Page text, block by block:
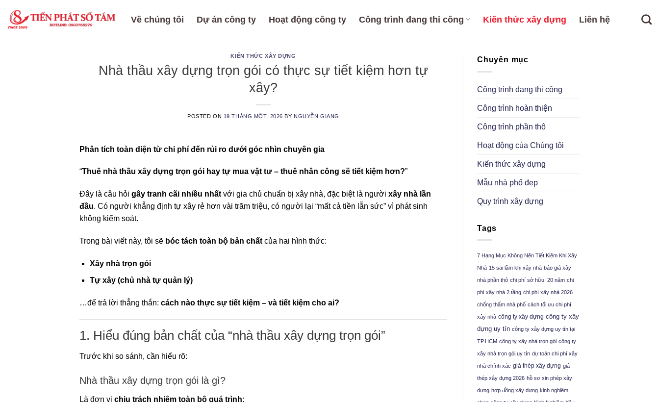
content
Về chúng tôi Dự án công ty Hoạt động công ty Công trình đang thi công Kiến thức xây dựng Liên hệ
KIẾN THỨC XÂY DỰNG
Nhà thầu xây dựng trọn gói có thực sự tiết kiệm hơn tự
xây?
POSTED ON 19 THÁNG MỘT, 2026 BY NGUYỄN GIANG
Phân tích toàn diện từ chi phí đến rủi ro dưới góc nhìn chuyên gia
“Thuê nhà thầu xây dựng trọn gói hay tự mua vật tư – thuê nhân công sẽ tiết kiệm hơn?”
Đây là câu hỏi gây tranh cãi nhiều nhất với gia chủ chuẩn bị xây nhà, đặc biệt là người xây nhà lần
đầu. Có người khẳng định tự xây rẻ hơn vài trăm triệu, có người lại “mất cả tiền lẫn sức” vì phát sinh
không kiểm soát.
Trong bài viết này, tôi sẽ bóc tách toàn bộ bản chất của hai hình thức:
Xây nhà trọn gói
Tự xây (chủ nhà tự quản lý)
…để trả lời thẳng thắn: cách nào thực sự tiết kiệm – và tiết kiệm cho ai?
1. Hiểu đúng bản chất của “nhà thầu xây dựng trọn gói”
Trước khi so sánh, cần hiểu rõ:
Nhà thầu xây dựng trọn gói là gì?
Là đơn vị chịu trách nhiệm toàn bộ quá trình:
Chuyên mục
Công trình đang thi công
Công trình hoàn thiện
Công trình phần thô
Hoạt động của Chúng tôi
Kiến thức xây dựng
Mẫu nhà phố đẹp
Quy trình xây dựng
Tags
7 Hạng Mục Không Nên Tiết Kiệm Khi Xây
Nhà 15 sai lầm khi xây nhà báo giá xây
nhà phần thô chi phí sở hữu. 20 năm chi
phí xây nhà 2 tầng chi phí xây nhà 2026
chống thấm nhà phố cách tối ưu chi phí
xây nhà công ty xây dựng công ty xây
dựng uy tín công ty xây dựng uy tín tại
TP.HCM công ty xây nhà trọn gói công ty
xây nhà trọn gói uy tín dự toán chi phí xây
nhà chính xác giá thép xây dựng giá
thép xây dựng 2026 hồ sơ xin phép xây
dựng hợp đồng xây dựng kinh nghiệm